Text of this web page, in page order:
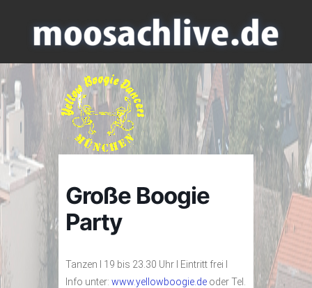
Große Boogie
Party
Tanzen I 19 bis 23.30 Uhr I Eintritt frei I
Info unter: www.yellowboogie.de oder Tel.